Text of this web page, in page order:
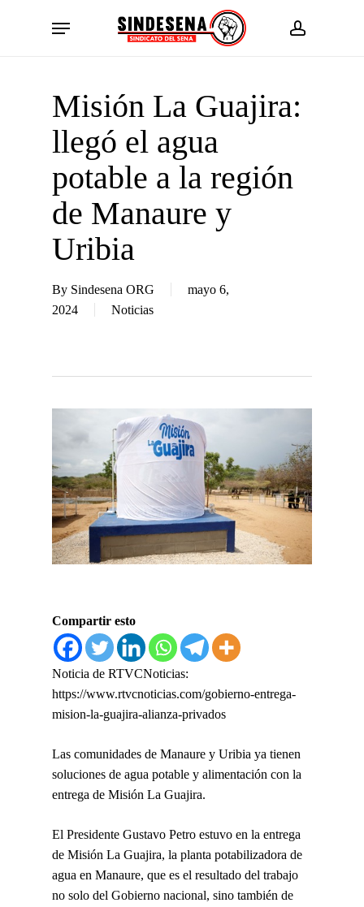
account
Menu
Misión La Guajira:
llegó el agua
potable a la región
de Manaure y
Uribia
By Sindesena ORG
mayo 6,
2024
Noticias
Compartir esto
Noticia de RTVCNoticias:
https://www.rtvcnoticias.com/gobierno-entrega-
mision-la-guajira-alianza-privados
Las comunidades de Manaure y Uribia ya tienen
soluciones de agua potable y alimentación con la
entrega de Misión La Guajira.
El Presidente Gustavo Petro estuvo en la entrega
de Misión La Guajira, la planta potabilizadora de
agua en Manaure, que es el resultado del trabajo
no solo del Gobierno nacional, sino también de